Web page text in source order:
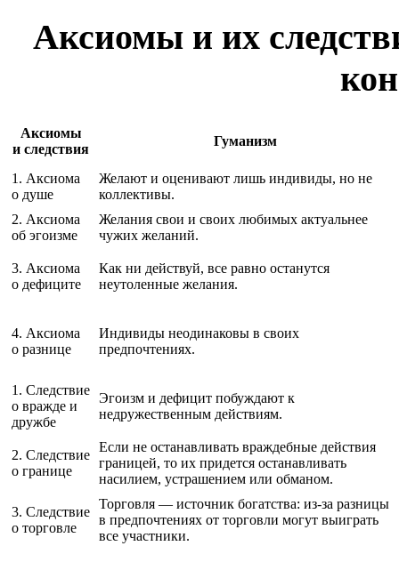
Аксиомы и их
Аксиомы
и следствия
Гуманизм
1. Аксиома
о душе
Желают и оценивают лишь индивиды, но не
коллективы.
2. Аксиома
об эгоизме
Желания свои и своих любимых актуальнее
чужих желаний.
3. Аксиома
о дефиците
Как ни действуй, все равно останутся
неутоленные желания.
4. Аксиома
о разнице
Индивиды неодинаковы в своих
предпочтениях.
1. Следствие
о вражде и
дружбе
Эгоизм и дефицит побуждают к
недружественным действиям.
2. Следствие
о границе
Если не останавливать враждебные действия
границей, то их придется останавливать
насилием, устрашением или обманом.
3. Следствие
о торговле
Торговля — источник богатства: из-за разницы
в предпочтениях от торговли могут выиграть
все участники.